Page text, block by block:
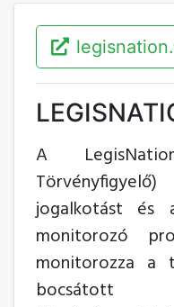
A
jogalkotást és
monitorozó
monitorozza a
bocsátott